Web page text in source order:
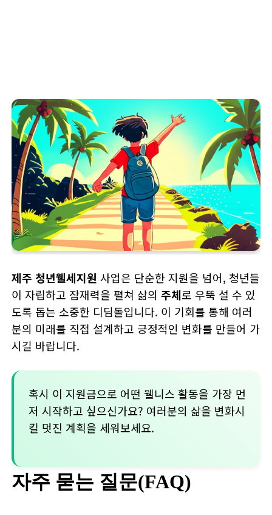
제주 청년웰세지원 사업은 단순한 지원을 넘어, 청년들
이 자립하고 잠재력을 펼쳐 삶의 주체로 우뚝 설 수 있
도록 돕는 소중한 디딤돌입니다. 이 기회를 통해 여러
분의 미래를 직접 설계하고 긍정적인 변화를 만들어 가
시길 바랍니다.
혹시 이 지원금으로 어떤 웰니스 활동을 가장 먼
저 시작하고 싶으신가요? 여러분의 삶을 변화시
킬 멋진 계획을 세워보세요.
자주 묻는 질문(FAQ)